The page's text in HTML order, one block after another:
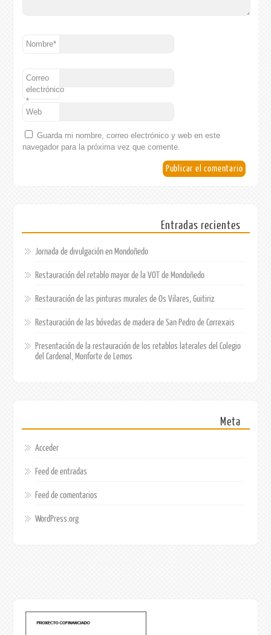
Nombre*
Correo
electrónico
*
Web
Guarda mi nombre, correo electrónico y web en este
navegador para la próxima vez que comente.
Entradas recientes
Jornada de divulgación en Mondoñedo
Restauración del retablo mayor de la VOT de Mondoñedo
Restauración de las pinturas murales de Os Vilares, Guitiriz
Restauración de las bóvedas de madera de San Pedro de Correxais
Presentación de la restauración de los retablos laterales del Colegio
del Cardenal, Monforte de Lemos
Meta
Acceder
Feed de entradas
Feed de comentarios
WordPress.org